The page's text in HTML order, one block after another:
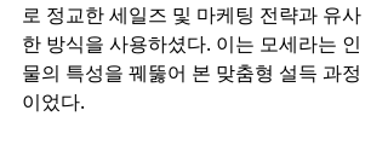
로 정교한 세일즈 및 마케팅 전략과 유사
한 방식을 사용하셨다. 이는 모세라는 인
물의 특성을 꿰뚫어 본 맞춤형 설득 과정
이었다.